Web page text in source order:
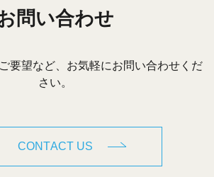
問い合わせ
要望など、お気軽にお問い合わせくだ
さい。
CONTACT US